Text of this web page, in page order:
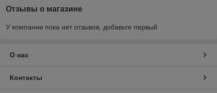
Отзывы о магазине
У компании пока нет отзывов, добавьте первый
О нас
Контакты